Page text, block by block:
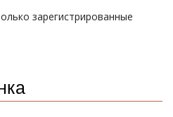
зарегистрированные